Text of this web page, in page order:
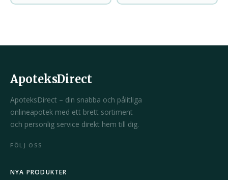
ApoteksDirect
ApoteksDirect – din snabba och pålitliga
onlineapotek med ett brett sortiment
och personlig service direkt hem till dig.
FÖLJ OSS
NYA PRODUKTER